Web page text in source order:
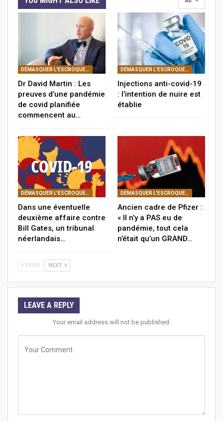
DÉMASQUER L'ESCROQUERIE DE COVID
Dr David Martin : Les
preuves d’une pandémie
de covid planifiée
commencent au…
DÉMASQUER L'ESCROQUERIE DE COVID
Injections anti-covid-19
: l’intention de nuire est
établie
DÉMASQUER L'ESCROQUERIE DE COVID
Dans une éventuelle
deuxième affaire contre
Bill Gates, un tribunal
néerlandais…
DÉMASQUER L'ESCROQUERIE DE COVID
Ancien cadre de Pfizer :
« Il n’y a PAS eu de
pandémie, tout cela
n’était qu’un GRAND…
PREV NEXT
LEAVE A REPLY
Your email address will not be published.